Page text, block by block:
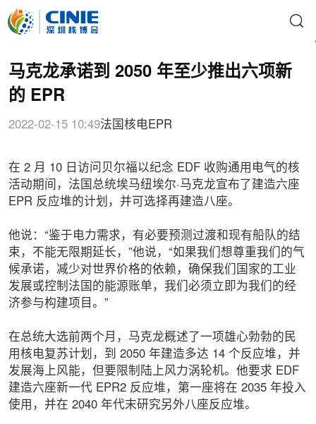
​马克龙承诺到 2050 年至少推出六项新
的 EPR
2022-02-15 10:49法国核电 EPR
在 2 月 10 日访问贝尔福以纪念 EDF 收购通用电气的核
活动期间，法国总统埃马纽埃尔·马克龙宣布了建造六座
EPR 反应堆的计划，并可选择再建造八座。
他说：“鉴于电力需求，有必要预测过渡和现有船队的结
束，不能无限期延长，”他说，“如果我们想尊重我们的气
候承诺，减少对世界价格的依赖，确保我们国家的工业
发展或控制法国的能源账单，我们必须立即为我们的经
济参与构建项目。”
在总统大选前两个月，马克龙概述了一项雄心勃勃的民
用核电复苏计划，到 2050 年建造多达 14 个反应堆，并
发展海上风能，但要限制陆上风力涡轮机。他要求 EDF
建造六座新一代 EPR2 反应堆，第一座将在 2035 年投入
使用，并在 2040 年代末研究另外八座反应堆。